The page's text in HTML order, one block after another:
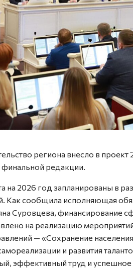
региона внесло в
редакции.
2026 год запланированы в
Как сообщила исполняющая
Суровцева, финансирование
на реализацию
— «Сохранение
и развития
эффективный труд и